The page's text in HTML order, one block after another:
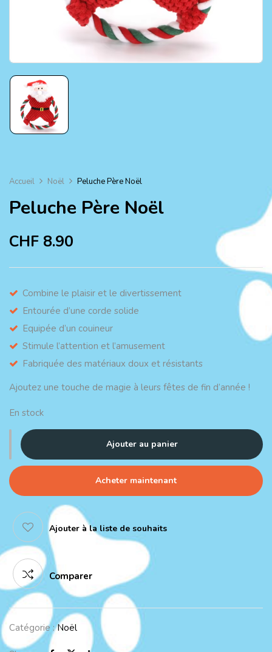
Accueil Noël Peluche Père Noël
Peluche Père Noël
CHF 8.90
Combine le plaisir et le divertissement
Entourée d’une corde solide
Equipée d’un couineur
Stimule l’attention et l’amusement
Fabriquée des matériaux doux et résistants
Ajoutez une touche de magie à leurs fêtes de fin d’année !
En stock
Ajouter au panier
Acheter maintenant
Ajouter à la liste de souhaits
Comparer
Catégorie :Noël